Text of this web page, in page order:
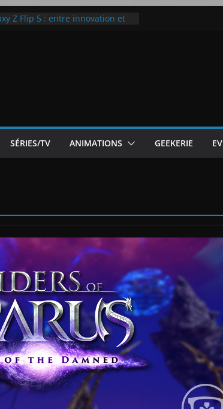
Z Flip 5 : entre innovation et
White
McLaren P1
SÉRIES/TV ANIMATIONS GEEKERIE